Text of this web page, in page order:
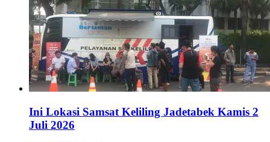
Ini Lokasi Samsat Keliling Jadetabek Kamis 2
Juli 2026